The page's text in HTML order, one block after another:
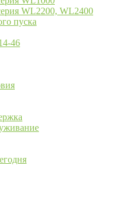
WL2200, WL2400
пуска
46